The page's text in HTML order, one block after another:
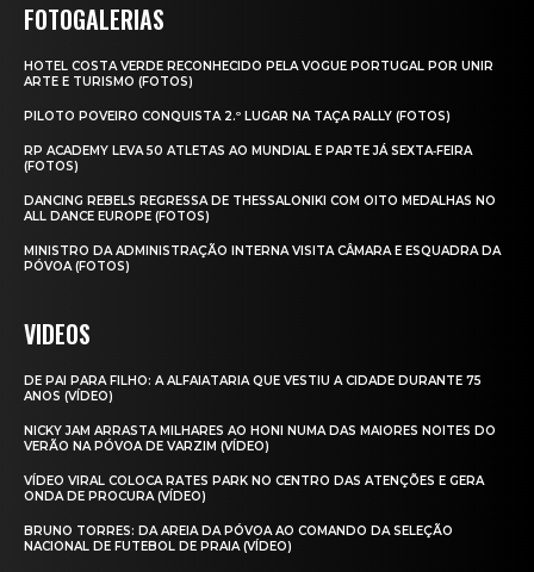
FOTOGALERIAS
HOTEL COSTA VERDE RECONHECIDO PELA VOGUE PORTUGAL POR UNIR
ARTE E TURISMO (FOTOS)
PILOTO POVEIRO CONQUISTA 2.º LUGAR NA TAÇA RALLY (FOTOS)
RP ACADEMY LEVA 50 ATLETAS AO MUNDIAL E PARTE JÁ SEXTA‑FEIRA
(FOTOS)
DANCING REBELS REGRESSA DE THESSALONIKI COM OITO MEDALHAS NO
ALL DANCE EUROPE (FOTOS)
MINISTRO DA ADMINISTRAÇÃO INTERNA VISITA CÂMARA E ESQUADRA DA
PÓVOA (FOTOS)
VIDEOS
DE PAI PARA FILHO: A ALFAIATARIA QUE VESTIU A CIDADE DURANTE 75
ANOS (VÍDEO)
NICKY JAM ARRASTA MILHARES AO HONI NUMA DAS MAIORES NOITES DO
VERÃO NA PÓVOA DE VARZIM (VÍDEO)
VÍDEO VIRAL COLOCA RATES PARK NO CENTRO DAS ATENÇÕES E GERA
ONDA DE PROCURA (VÍDEO)
BRUNO TORRES: DA AREIA DA PÓVOA AO COMANDO DA SELEÇÃO
NACIONAL DE FUTEBOL DE PRAIA (VÍDEO)